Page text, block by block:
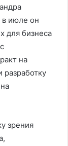
в июле он
для бизнеса
на
разработку
зрения